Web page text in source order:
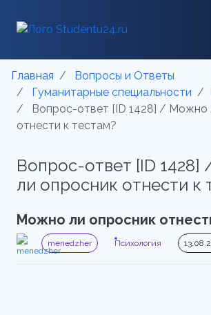
Главная
Вопросы и Ответы
Гуманитарные специальности
Вопрос-ответ [ID 1428] / Можно
отнести к тестам?
Вопрос-ответ [ID
ли опросник отнести к
Можно ли опросник
menedzher Психология